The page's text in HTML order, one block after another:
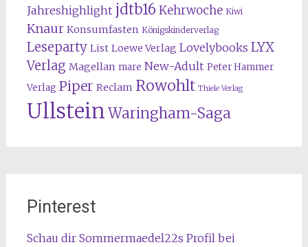
Jahreshighlight jdtb16 Kehrwoche Kiwi
Knaur Konsumfasten Königskinderverlag
Leseparty List Loewe Verlag Lovelybooks LYX
Verlag Magellan mare New-Adult Peter Hammer
Verlag Piper Reclam Rowohlt Thiele Verlag
UllsteinWaringham-Saga
Pinterest
Schau dir Sommermaedel22s Profil bei